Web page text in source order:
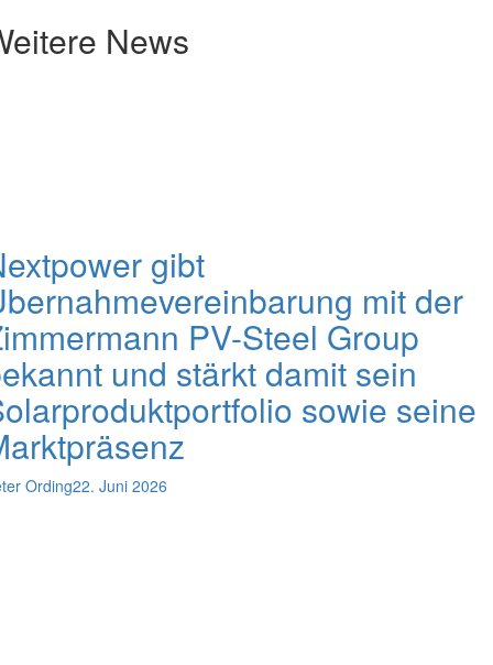
News
gibt
mit der
PV-Steel Group
und stärkt damit sein
sowie seine
Ording22. Juni 2026